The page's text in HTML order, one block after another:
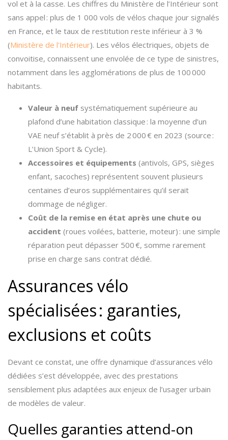
vol et à la casse. Les chiffres du Ministère de l’Intérieur sont
sans appel : plus de 1 000 vols de vélos chaque jour signalés
en France, et le taux de restitution reste inférieur à 3 %
(Ministère de l'Intérieur). Les vélos électriques, objets de
convoitise, connaissent une envolée de ce type de sinistres,
notamment dans les agglomérations de plus de 100 000
habitants.
Valeur à neuf systématiquement supérieure au
plafond d’une habitation classique : la moyenne d’un
VAE neuf s’établit à près de 2 000 € en 2023 (source :
L’Union Sport & Cycle).
Accessoires et équipements (antivols, GPS, sièges
enfant, sacoches) représentent souvent plusieurs
centaines d’euros supplémentaires qu’il serait
dommage de négliger.
Coût de la remise en état après une chute ou
accident (roues voilées, batterie, moteur) : une simple
réparation peut dépasser 500 €, somme rarement
prise en charge sans contrat dédié.
Assurances vélo
spécialisées : garanties,
exclusions et coûts
Devant ce constat, une offre dynamique d’assurances vélo
dédiées s’est développée, avec des prestations
sensiblement plus adaptées aux enjeux de l’usager urbain
de modèles de valeur.
Quelles garanties attend-on